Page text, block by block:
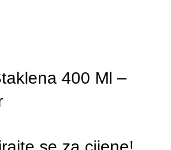
400 Ml –